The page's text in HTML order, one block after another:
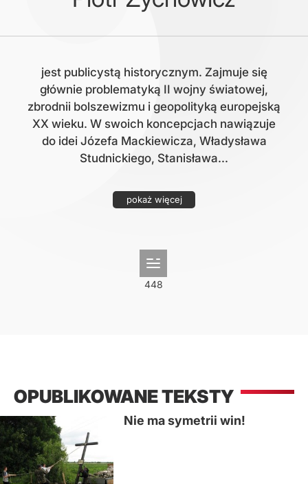
jest publicystą historycznym. Zajmuje się
głównie problematyką II wojny światowej,
zbrodnii bolszewizmu i geopolityką europejską
XX wieku. W swoich koncepcjach nawiązuje
do idei Józefa Mackiewicza, Władysława
Studnickiego, Stanisława...
pokaż więcej
OPUBLIKOWANE TEKSTY
Nie ma symetrii win!